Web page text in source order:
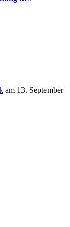
am 13. September